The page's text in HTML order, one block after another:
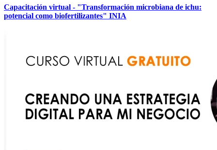
Capacitación virtual - "Transformación microbiana de ichu:
potencial como biofertilizantes" INIA